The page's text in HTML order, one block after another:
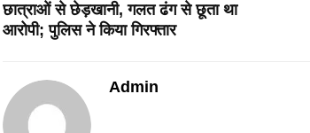
छात्राओं से छेड़खानी, गलत ढंग से छूता था
आरोपी; पुलिस ने किया गिरफ्तार
Admin